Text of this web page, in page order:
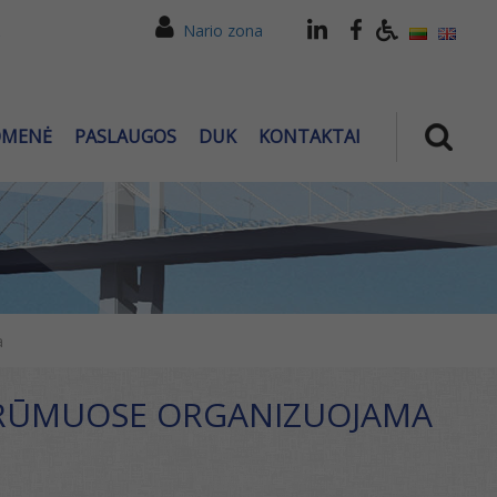
Nario zona
PASLAUGOS DUK KONTAKTAI
ORGANIZUOJAMA